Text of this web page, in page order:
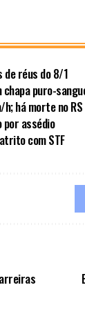
de réus do 8/1
chapa puro-
há morte no RS
por assédio
com STF